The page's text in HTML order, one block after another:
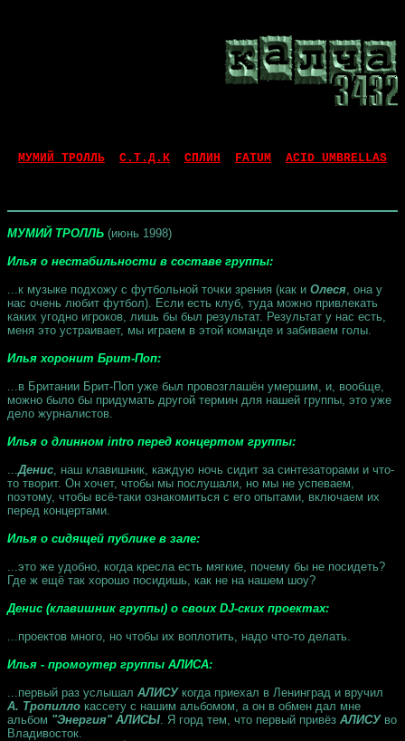
МУМИЙ ТРОЛЛЬ С.Т.Д.К СПЛИН FATUM ACID UMBRELLAS
МУМИЙ ТРОЛЛЬ (июнь 1998)
Илья о нестабильности в составе группы:
...к музыке подхожу с футбольной точки зрения (как и Олеся, она у
нас очень любит футбол). Если есть клуб, туда можно привлекать
каких угодно игроков, лишь бы был результат. Результат у нас есть,
меня это устраивает, мы играем в этой команде и забиваем голы.
Илья хоронит Брит-Поп:
...в Британии Брит-Поп уже был провозглашён умершим, и, вообще,
можно было бы придумать другой термин для нашей группы, это уже
дело журналистов.
Илья о длинном intro перед концертом группы:
...Денис, наш клавишник, каждую ночь сидит за синтезаторами и что-
то творит. Он хочет, чтобы мы послушали, но мы не успеваем,
поэтому, чтобы всё-таки ознакомиться с его опытами, включаем их
перед концертами.
Илья о сидящей публике в зале:
...это же удобно, когда кресла есть мягкие, почему бы не посидеть?
Где ж ещё так хорошо посидишь, как не на нашем шоу?
Денис (клавишник группы) о своих DJ-ских проектах:
...проектов много, но чтобы их воплотить, надо что-то делать.
Илья - промоутер группы АЛИСА:
...первый раз услышал АЛИСУкогда приехал в Ленинград и вручил
А. Тропилло кассету с нашим альбомом, а он в обмен дал мне
альбом "Энергия" АЛИСЫ. Я горд тем, что первый привёз АЛИСУво
Владивосток.